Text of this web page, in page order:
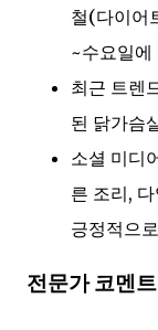
철(다이어
~수요일에
최근 트렌
된 닭가슴
소셜 미디
른 조리,
긍정적으
전문가 코멘트